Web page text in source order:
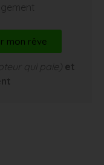
mon rêve
qui paie) et